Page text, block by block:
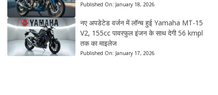
Published On: January 18, 2026
नए अपडेटेड वर्जन में लॉन्च हुई Yamaha MT-15
V2, 155cc पावरफुल इंजन के साथ देगी 56 kmpl
तक का माइलेज
Published On: January 17, 2026